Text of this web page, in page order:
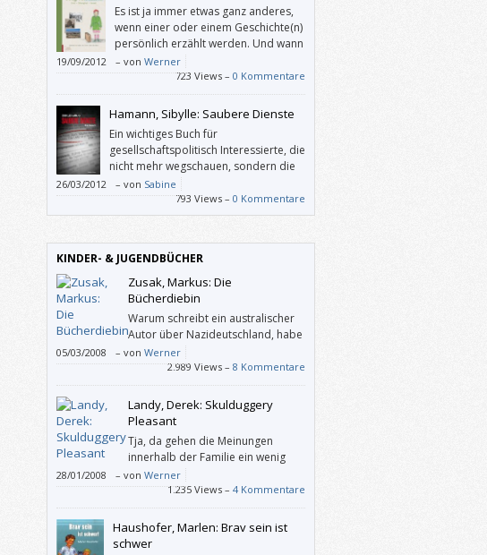
Es ist ja immer etwas ganz anderes,
wenn einer oder einem Geschichte(n)
persönlich erzählt werden. Und wann
können Kinder von heute schon mit
einer Überlebenden des Holocaust sprechen?
„Weg von hier …“ bietet dazu die Gelegenheit:
Darin erzählt die Linzer Jüdin Ilse Mass über ihre
Flucht vor den Nazis aus Österreich über
Shanghai nach Israel.
Ein Buch, das sich sowohl für den Volksschul-
Unterricht als auch für eine Auseinandersetzung
mit dem Nationalsozialismus zu Hause
19/09/2012 – von Werner
723 Views – 0 Kommentare
Hamann, Sibylle: Saubere Dienste
Ein wichtiges Buch für
gesellschaftspolitisch Interessierte, die
nicht mehr wegschauen, sondern die
„unsichtbaren Helferlein“ endlich
wahrnehmen wollen.
26/03/2012 – von Sabine
793 Views – 0 Kommentare
KINDER- & JUGENDBÜCHER
Zusak, Markus: Die
Bücherdiebin
Warum schreibt ein australischer
Autor über Nazideutschland, habe
ich mich gefragt, als ich dieses
Buch zu lesen begonnen habe. Vielleicht sollte
man also wissen, dass Markus Zusaks Mutter aus
Deutschland und sein Vater aus Österreich
stammen und dass ihm seine Eltern über die
Bombenangriffe auf München und die
Judenverfolgung im Zweiten Weltkrieg erzählt
05/03/2008 – von Werner
2.989 Views – 8 Kommentare
Landy, Derek: Skulduggery
Pleasant
Tja, da gehen die Meinungen
innerhalb der Familie ein wenig
auseinander: Flora ist von
“Skulduggery Pleasant” sehr angetan (“weil er ein
Skelett ist”) und möchte über das Buch ein
Referat halten, und ich bin halt kein Fantasy-Fan.
28/01/2008 – von Werner
1.235 Views – 4 Kommentare
Haushofer, Marlen: Brav sein ist
schwer